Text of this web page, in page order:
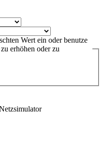
Wert ein oder benutze
erhöhen oder zu